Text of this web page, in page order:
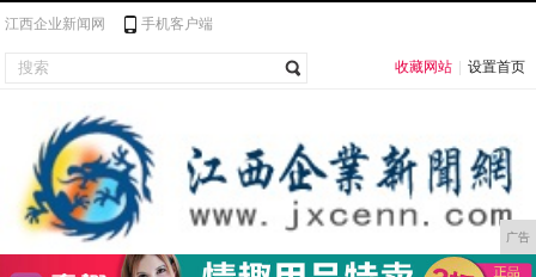
江西企业新闻网 手机客户端
收藏网站 设置首页
广告